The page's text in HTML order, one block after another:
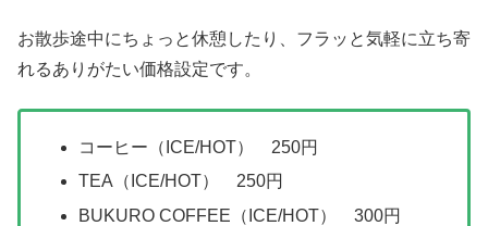
お散歩途中にちょっと休憩したり、フラッと気軽に立ち寄
れるありがたい価格設定です。
コーヒー（ICE/HOT） 250円
TEA（ICE/HOT） 250円
BUKURO COFFEE（ICE/HOT） 300円